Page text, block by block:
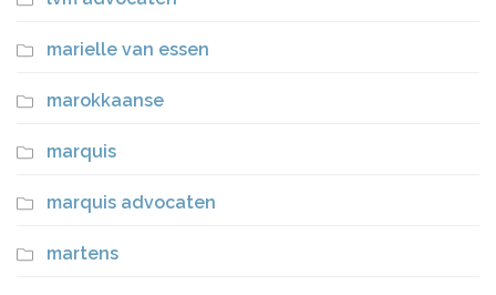
marielle van essen
marokkaanse
marquis
marquis advocaten
martens